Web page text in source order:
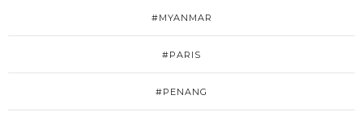
#MYANMAR
#PARIS
#PENANG